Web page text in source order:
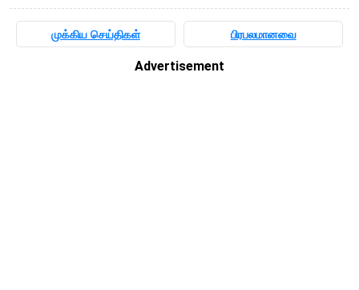
முக்கிய செய்திகள் பிரபலமானவை
Advertisement